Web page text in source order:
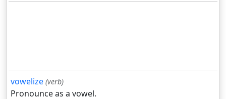
vowelize (verb)
Pronounce as a vowel.